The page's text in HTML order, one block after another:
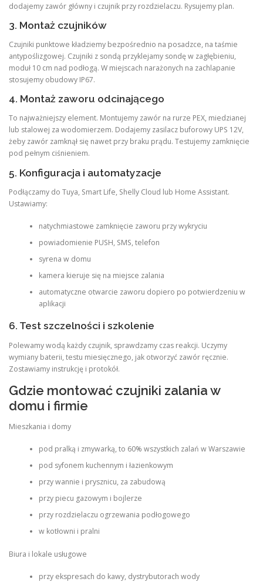
dodajemy zawór główny i czujnik przy rozdzielaczu. Rysujemy plan.
3. Montaż czujników
Czujniki punktowe kładziemy bezpośrednio na posadzce, na taśmie
antypoślizgowej. Czujniki z sondą przyklejamy sondę w zagłębieniu,
moduł 10 cm nad podłogą. W miejscach narażonych na zachlapanie
stosujemy obudowy IP67.
4. Montaż zaworu odcinającego
To najważniejszy element. Montujemy zawór na rurze PEX, miedzianej
lub stalowej za wodomierzem. Dodajemy zasilacz buforowy UPS 12V,
żeby zawór zamknął się nawet przy braku prądu. Testujemy zamknięcie
pod pełnym ciśnieniem.
5. Konfiguracja i automatyzacje
Podłączamy do Tuya, Smart Life, Shelly Cloud lub Home Assistant.
Ustawiamy:
natychmiastowe zamknięcie zaworu przy wykryciu
powiadomienie PUSH, SMS, telefon
syrena w domu
kamera kieruje się na miejsce zalania
automatyczne otwarcie zaworu dopiero po potwierdzeniu w
aplikacji
6. Test szczelności i szkolenie
Polewamy wodą każdy czujnik, sprawdzamy czas reakcji. Uczymy
wymiany baterii, testu miesięcznego, jak otworzyć zawór ręcznie.
Zostawiamy instrukcję i protokół.
Gdzie montować czujniki zalania w
domu i firmie
Mieszkania i domy
pod pralką i zmywarką, to 60% wszystkich zalań w Warszawie
pod syfonem kuchennym i łazienkowym
przy wannie i prysznicu, za zabudową
przy piecu gazowym i bojlerze
przy rozdzielaczu ogrzewania podłogowego
w kotłowni i pralni
Biura i lokale usługowe
przy ekspresach do kawy, dystrybutorach wody